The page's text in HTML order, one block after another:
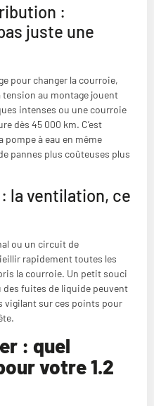
:
juste une
pour changer la courroie,
tension au montage jouent
intenses ou une courroie
dès 45 000 km. C’est
à eau en même
pannes plus coûteuses plus
la ventilation, ce
ou un circuit de
rapidement toutes les
la courroie. Un petit souci
fuites de liquide peuvent
vigilant sur ces points pour
: quel
votre 1.2